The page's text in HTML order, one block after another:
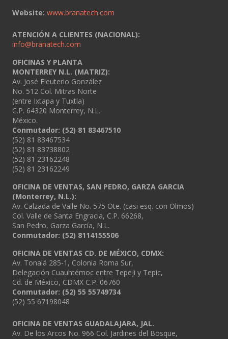
Website: www.branatech.com
ATENCIÓN A CLIENTES (NACIONAL):
info@branatech.com
OFICINAS Y PLANTA
MONTERREY N.L. (MATRIZ):
Av. José Eleuterio González
No. 512 Col. Mitras Norte
(entre Ixtapa y Tuxtla)
C.P. 64320 Monterrey, N.L.
México.
Conmutador: (52) 81 83467510
(52) 81 83467534
(52) 81 83738802
(52) 81 23162248
(52) 81 23162249
OFICINA DE VENTAS, SAN PEDRO, GARZA GARCIA
(Monterrey, N.L.):
Av. Calzada de Valle No. 575 Ote. (casi esq. con Olmos)
Col. Valle de Santa Engracia, C.P. 66268,
San Pedro, Garza García, N.L.
Conmutador: (52) 8114155506
OFICINA DE VENTAS CD. DE MÉXICO, CDMX:
Av. Tonalá 285-1, Colonia Roma Sur,
Delegación Cuauhtémoc entre Tepeji y Tepic,
Cd. de México, CDMX C.P. 06760
Conmutador: (52) 55 55749734
(52) 55 67198048
OFICINA DE VENTAS GUADALAJARA, JAL.
Av. De los Arcos No. 966 Col. Jardines del Bosque,